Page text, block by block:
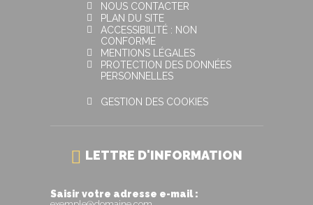
NOUS CONTACTER
PLAN DU SITE
ACCESSIBILITÉ : NON
CONFORME
MENTIONS LÉGALES
PROTECTION DES DONNÉES
PERSONNELLES
GESTION DES COOKIES
LETTRE D'INFORMATION
Saisir votre adresse e-mail :